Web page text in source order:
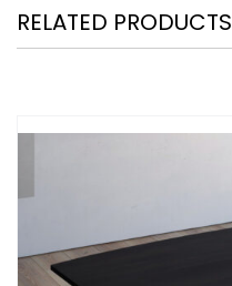
RELATED PRODUCTS